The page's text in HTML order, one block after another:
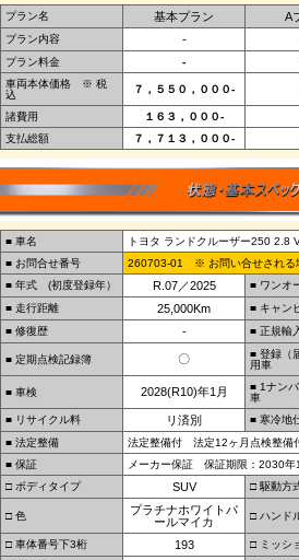
プラン名 基本プラン A
プラン内容 ‐
プラン料金 -
車両本体価格 ※ 税
込
７，５５０，０００‐
諸費用 １６３，０００‐
支払総額
７，７１３，０００‐
■ 車名
トヨタ ランドクルーザー250 2.8
■ お問合せ番号
260703-01 ※ お問い合せされる
■ 年式 (初度登録年）
R.07／2025 ■ ワンオ
■ 走行距離 25,000Km ■ キャン
■ 修復歴 - ■ 正規輸
■ 定期点検記録簿 〇
■ 登録（
用車
■ 車検 2028(R10)年1月
■ 1ナン
車
■ リサイクル料 リ済別 ■ 寒冷地
■ 法定整備
法定整備付 法定12ヶ月点検整
■ 保証
メーカー保証 保証期限：2030
□ ボディタイプ
SUV □ 駆動方
□ 色
プラチナホワイトパ
ールマイカ
□ ハンド
□ 車体番号下3桁 193 □ ミッシ